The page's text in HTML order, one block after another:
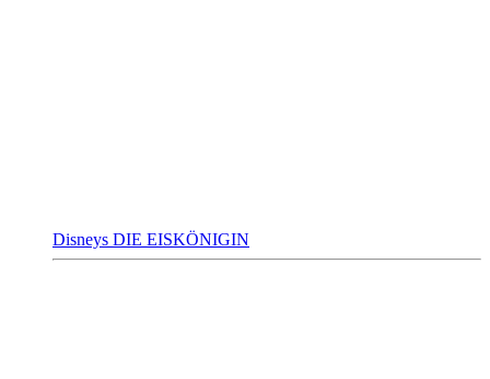
Disneys DIE EISKÖNIGIN